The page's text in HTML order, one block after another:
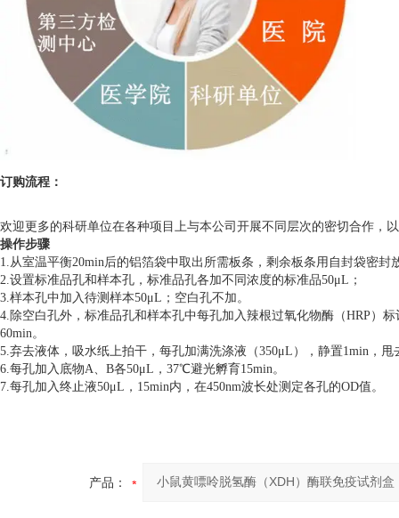
订购流程：
欢迎更多的科研单位在各种项目上与本公司开展不同层次的密切合作，
操作步骤
1.从室温平衡20min后的铝箔袋中取出所需板条，剩余板条用自封袋密封
2.设置标准品孔和样本孔，标准品孔各加不同浓度的标准品50μL；
3.样本孔中加入待测样本50μL；空白孔不加。
4.除空白孔外，标准品孔和样本孔中每孔加入辣根过氧化物酶（HRP）
60min。
5.弃去液体，吸水纸上拍干，每孔加满洗涤液（350μL），静置1min，
6.每孔加入底物A、B各50μL，37℃避光孵育15min。
7.每孔加入终止液50μL，15min内，在450nm波长处测定各孔的OD值。
产品：